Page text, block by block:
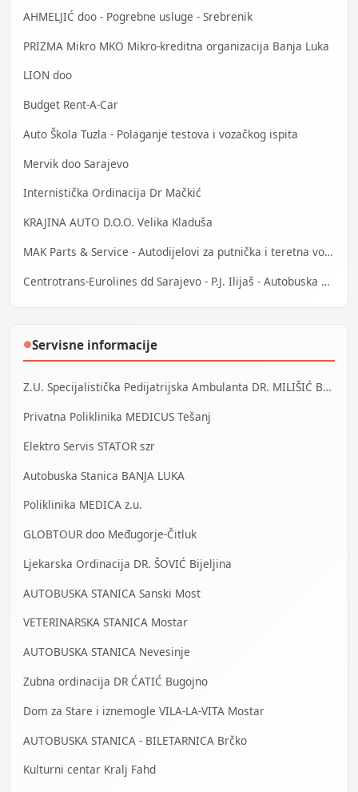
AHMELJIĆ doo - Pogrebne usluge - Srebrenik
PRIZMA Mikro MKO Mikro-kreditna organizacija Banja Luka
LION doo
Budget Rent-A-Car
Auto Škola Tuzla - Polaganje testova i vozačkog ispita
Mervik doo Sarajevo
Internistička Ordinacija Dr Mačkić
KRAJINA AUTO D.O.O. Velika Kladuša
MAK Parts & Service - Autodijelovi za putnička i teretna vozila Gračanica
Centrotrans-Eurolines dd Sarajevo - P.J. Ilijaš - Autobuska stanica
●Servisne informacije
Z.U. Specijalistička Pedijatrijska Ambulanta DR. MILIŠIĆ Banja Luka
Privatna Poliklinika MEDICUS Tešanj
Elektro Servis STATOR szr
Autobuska Stanica BANJA LUKA
Poliklinika MEDICA z.u.
GLOBTOUR doo Međugorje-Čitluk
Ljekarska Ordinacija DR. ŠOVIĆ Bijeljina
AUTOBUSKA STANICA Sanski Most
VETERINARSKA STANICA Mostar
AUTOBUSKA STANICA Nevesinje
Zubna ordinacija DR ĆATIĆ Bugojno
Dom za Stare i iznemogle VILA-LA-VITA Mostar
AUTOBUSKA STANICA - BILETARNICA Brčko
Kulturni centar Kralj Fahd